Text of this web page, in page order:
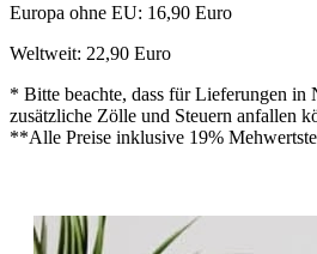
Europa ohne EU: 16,90 Euro
Weltweit: 22,90 Euro
* Bitte beachte, dass für Lieferungen in
zusätzliche Zölle und Steuern anfallen
**Alle Preise inklusive 19%